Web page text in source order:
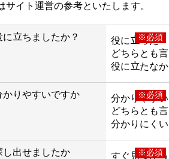
サイト運営の参考といたします。
立ちましたか？ ※必須
役に立った
どちらとも
役に立たな
かりやすいですか ※必須
分かりやすい
どちらとも
分かりにくい
し出せましたか ※必須
すぐ見つか